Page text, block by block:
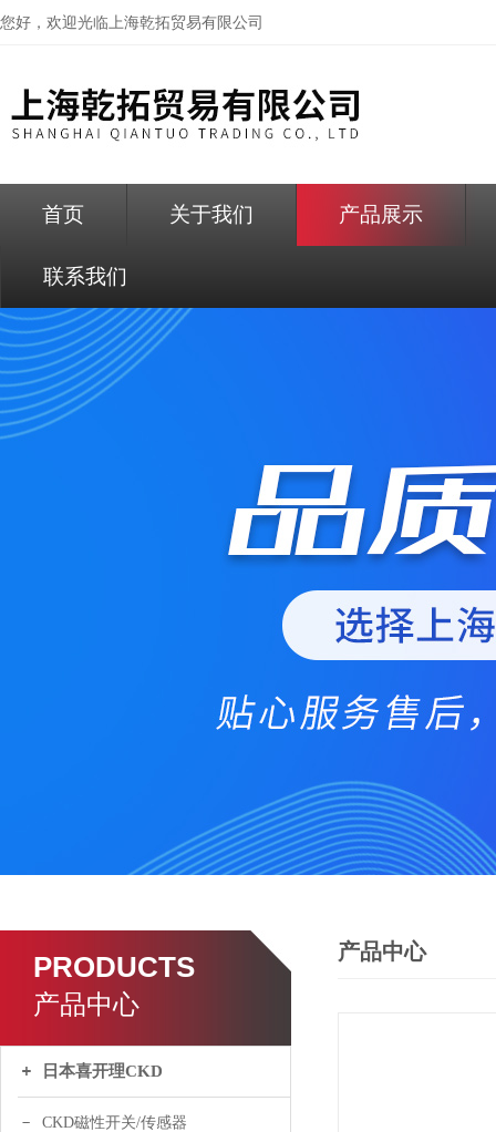
您好，欢迎光临上海乾拓贸易有限公司
首页 关于我们 产品展示
联系我们
PRODUCTS
产品中心
日本喜开理CKD
CKD磁性开关/传感器
产品中心